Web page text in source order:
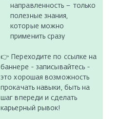
направленность – только
полезные знания,
которые можно
применить сразу
👉 Переходите по ссылке на
баннере - записывайтесь -
это хорошая возможность
прокачать навыки, быть на
шаг впереди и сделать
карьерный рывок!